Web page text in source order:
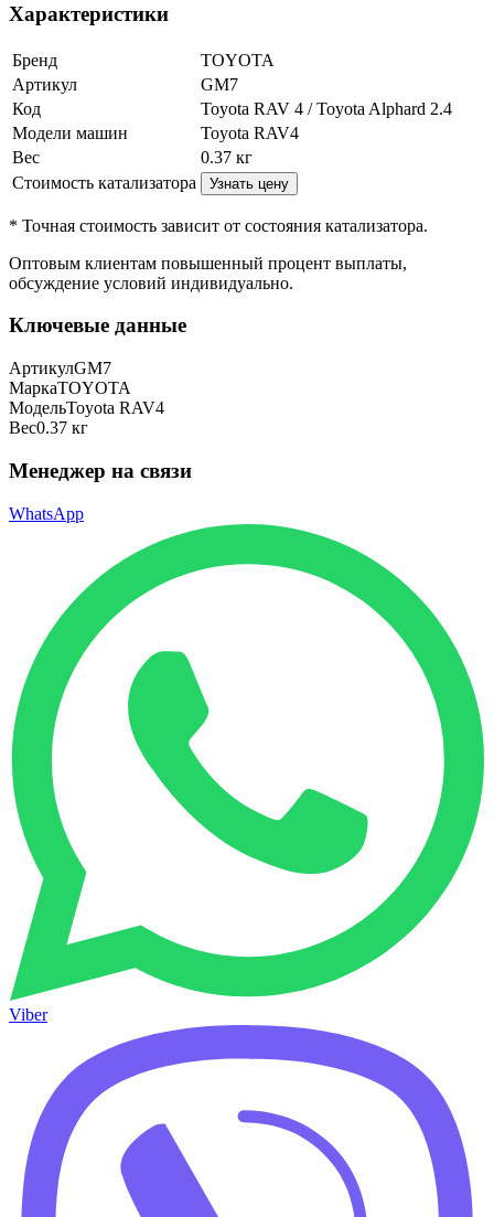
Характеристики
Бренд
TOYOTA
Артикул
GM7
Код
Toyota RAV 4 / Toyota Alphard 2.4
Модели машин
Toyota RAV4
Вес
0.37 кг
Стоимость катализатора
Узнать цену
* Точная стоимость зависит от состояния катализатора.
Оптовым клиентам повышенный процент выплаты,
обсуждение условий индивидуально.
Ключевые данные
АртикулGM7
МаркаTOYOTA
МодельToyota RAV4
Вес0.37 кг
Менеджер на связи
WhatsApp
Viber